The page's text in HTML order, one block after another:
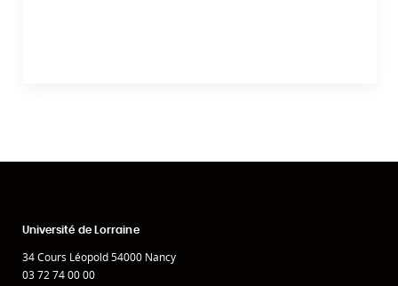
Université de Lorraine
34 Cours Léopold 54000 Nancy
03 72 74 00 00